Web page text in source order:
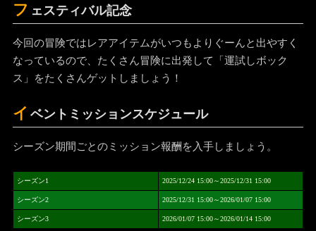
フ ェスティバル記念
今回の冒険ではレアアイテムがいつもよりぐーんと出やすく
なっているので、たくさん冒険に出発して「運試しボック
ス」をたくさんゲットしましょう！
イ ベントミッションスケジュール
シーズン期間ごとのミッション報酬を入手しましょう。
シーズン1 2025/12/24 15:00～2025/12/31 15:00
シーズン2 2025/12/31 15:00～2026/01/07 15:00
シーズン3 2026/01/07 15:00～2026/01/14 15:00